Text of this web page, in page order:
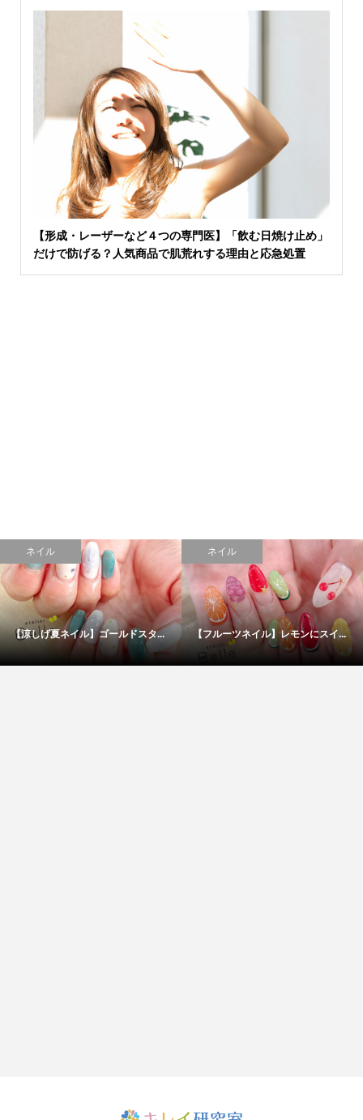
【形成・レーザーなど４つの専門医】「飲む日焼け止め」
だけで防げる？人気商品で肌荒れする理由と応急処置
ネイル
【涼しげ夏ネイル】ゴールドスタ...
ネイル
【フルーツネイル】レモンにスイ...